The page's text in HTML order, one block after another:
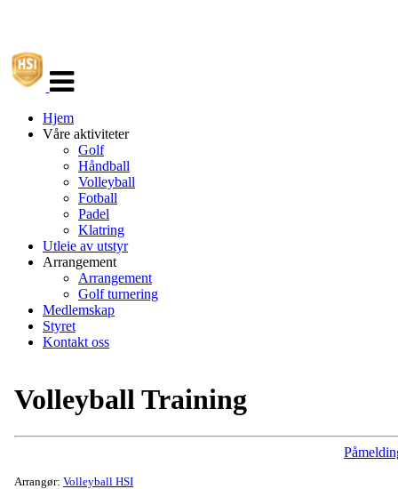
navigasjon
Hjem
Våre aktiviteter
Golf
Håndball
Volleyball
Fotball
Padel
Klatring
Utleie av utstyr
Arrangement
Arrangement
Golf turnering
Medlemskap
Styret
Kontakt oss
Volleyball Training
Arrangør: Volleyball HSI